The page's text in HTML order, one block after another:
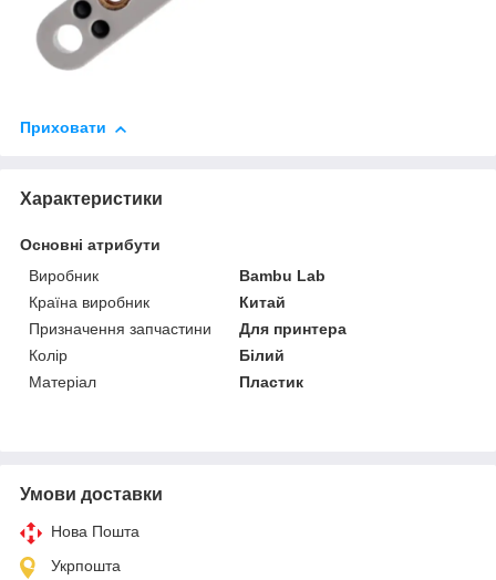
Приховати
Характеристики
Основні атрибути
Виробник
Bambu Lab
Країна виробник
Китай
Призначення запчастини
Для принтера
Колір
Білий
Матеріал
Пластик
Умови доставки
Нова Пошта
Укрпошта